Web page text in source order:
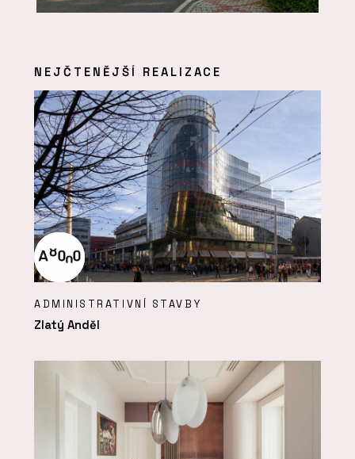
NEJČTENĚJŠÍ REALIZACE
ADMINISTRATIVNÍ STAVBY
Zlatý Anděl